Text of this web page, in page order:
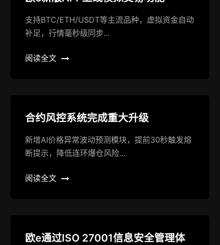
支持BTC/ETH/USDT等主流品种，虚拟资金自动
补足，行情毫秒级同步...
阅读全文
合约风控系统完成重大升级
新增AI价格异常波动预测模块，提前30秒触发熔
断提示，降低连环爆仓风险...
阅读全文
欧e通过ISO 27001信息安全管理体